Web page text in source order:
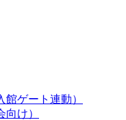
ゲート連動）
け）